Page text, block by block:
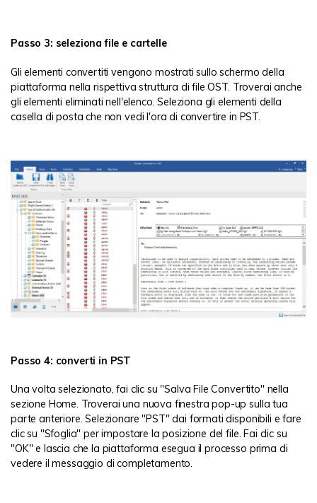
Passo 3: seleziona file e cartelle
Gli elementi convertiti vengono mostrati sullo schermo della
piattaforma nella rispettiva struttura di file OST. Troverai anche
gli elementi eliminati nell'elenco. Seleziona gli elementi della
casella di posta che non vedi l'ora di convertire in PST.
Passo 4: converti in PST
Una volta selezionato, fai clic su "Salva File Convertito" nella
sezione Home. Troverai una nuova finestra pop-up sulla tua
parte anteriore. Selezionare "PST" dai formati disponibili e fare
clic su "Sfoglia" per impostare la posizione del file. Fai clic su
"OK" e lascia che la piattaforma esegua il processo prima di
vedere il messaggio di completamento.